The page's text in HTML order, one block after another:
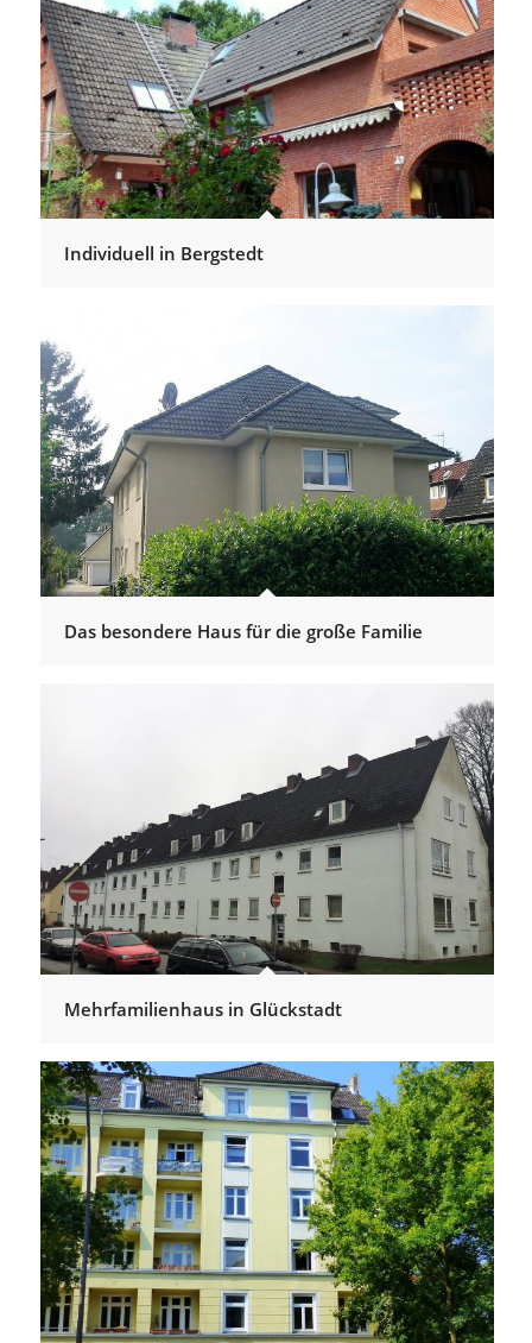
Individuell in Bergstedt
Das besondere Haus für die große Familie
Mehrfamilienhaus in Glückstadt